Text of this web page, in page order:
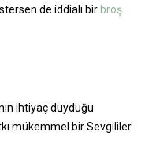
de iddialı bir broş
ihtiyaç duyduğu
mükemmel bir Sevgililer